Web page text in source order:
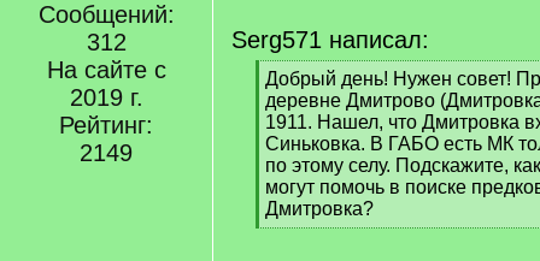
Сообщений:
312
На сайте с
2019 г.
Рейтинг:
2149
Serg571 написал:
[
q
]
Добрый день! Нужен совет!
деревне Дмитрово
1911. Нашел, что Дмитровка
Синьковка. В ГАБО есть МК
по этому селу. Подскажите,
могут помочь в поиске
Дмитровка?
[